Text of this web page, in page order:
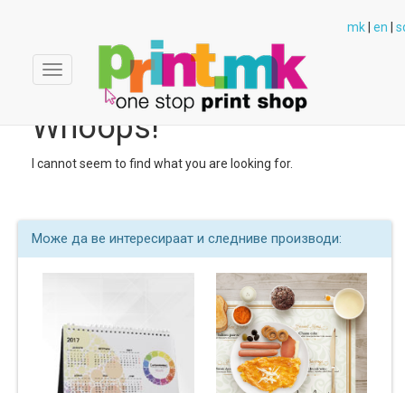
Производи
(0)
mk en
Toggle
navigation
Whoops!
I cannot seem to find what you are looking for.
Може да ве интересираат и следниве производи: